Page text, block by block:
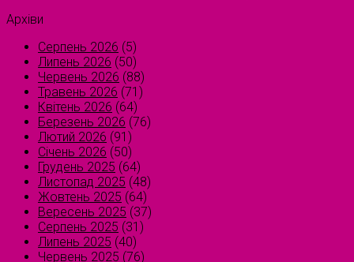
Архіви
Серпень 2026 (5)
Липень 2026 (50)
Червень 2026 (88)
Травень 2026 (71)
Квітень 2026 (64)
Березень 2026 (76)
Лютий 2026 (91)
Січень 2026 (50)
Грудень 2025 (64)
Листопад 2025 (48)
Жовтень 2025 (64)
Вересень 2025 (37)
Серпень 2025 (31)
Липень 2025 (40)
Червень 2025 (76)